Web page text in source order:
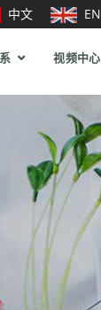
中文 EN
视频中心